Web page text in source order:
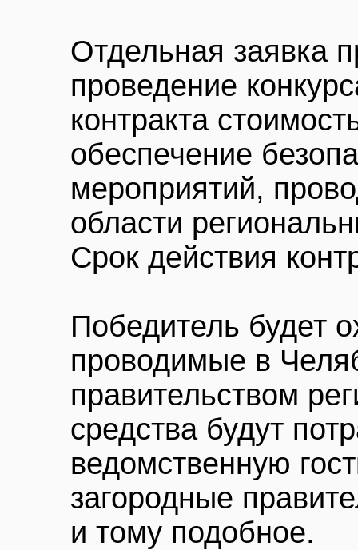
Отдельная заявка
проведение
контракта
обеспечение
мероприятий,
области
Срок действия
Победитель будет
проводимые в
правительством
средства будут
ведомственную
загородные
и тому подобное.